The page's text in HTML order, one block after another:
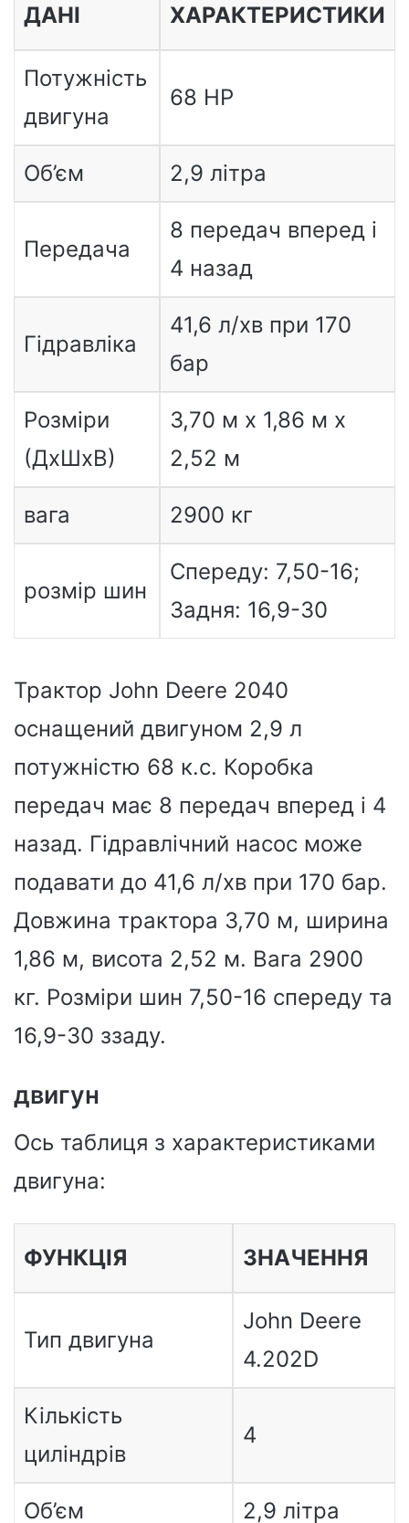
ДАНІ
ХАРАКТЕРИСТИКИ
Потужність
двигуна
68 HP
Об’єм 2,9 літра
Передача
8 передач вперед і
4 назад
Гідравліка
41,6 л/хв при 170
бар
Розміри
(ДxШxВ)
3,70 м x 1,86 м x
2,52 м
вага 2900 кг
розмір шин
Спереду: 7,50-16;
Задня: 16,9-30
Трактор John Deere 2040
оснащений двигуном 2,9 л
потужністю 68 к.с. Коробка
передач має 8 передач вперед і 4
назад. Гідравлічний насос може
подавати до 41,6 л/хв при 170 бар.
Довжина трактора 3,70 м, ширина
1,86 м, висота 2,52 м. Вага 2900
кг. Розміри шин 7,50-16 спереду та
16,9-30 ззаду.
двигун
Ось таблиця з характеристиками
двигуна:
ФУНКЦІЯ ЗНАЧЕННЯ
Тип двигуна
John Deere
4.202D
Кількість
циліндрів
4
Об’єм 2,9 літра